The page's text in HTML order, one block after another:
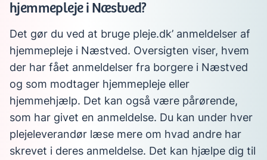
hjemmepleje i Næstved?
Det gør du ved at bruge pleje.dk’ anmeldelser af
hjemmepleje i Næstved. Oversigten viser, hvem
der har fået anmeldelser fra borgere i Næstved
og som modtager hjemmepleje eller
hjemmehjælp. Det kan også være pårørende,
som har givet en anmeldelse. Du kan under hver
plejeleverandør læse mere om hvad andre har
skrevet i deres anmeldelse. Det kan hjælpe dig til